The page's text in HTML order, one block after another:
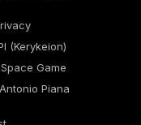
(Kerykeion)
Game
Piana